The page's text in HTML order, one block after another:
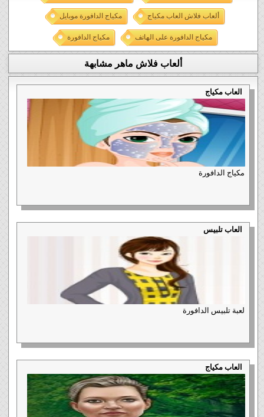
ألعاب فلاش العاب مكياج مكياج الدافورة موبايل
مكياج الدافورة على الهاتف مكياج الدافورة
ألعاب فلاش ماهر مشابهة
العاب مكياج
مكياج الدافورة
العاب تلبيس
لعبة تلبيس الدافورة
العاب مكياج